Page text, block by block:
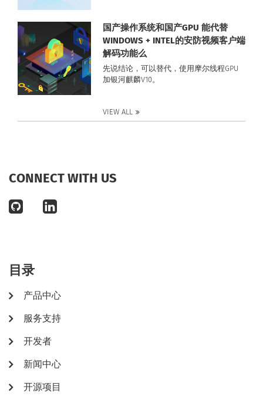
国产操作系统和国产GPU 能代替
WINDOWS + INTEL的安防视频客户端
解码功能么
先说结论，可以替代，使用摩尔线程GPU
加银河麒麟V10。
VIEW ALL
CONNECT WITH US
githublinkedin
目录
产品中心
服务支持
开发者
新闻中心
开源项目